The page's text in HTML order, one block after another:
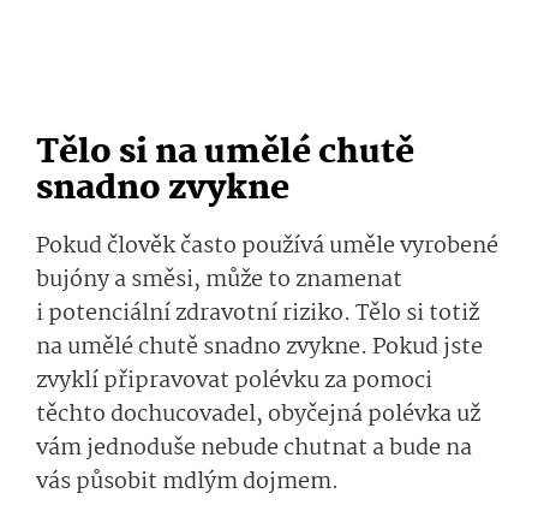
Tělo si na umělé chutě
snadno zvykne
Pokud člověk často používá uměle vyrobené
bujóny a směsi, může to znamenat
i potenciální zdravotní riziko. Tělo si totiž
na umělé chutě snadno zvykne. Pokud jste
zvyklí připravovat polévku za pomoci
těchto dochucovadel, obyčejná polévka už
vám jednoduše nebude chutnat a bude na
vás působit mdlým dojmem.